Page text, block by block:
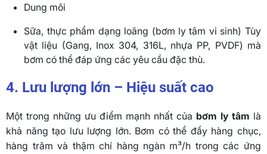
Dung môi
Sữa, thực phẩm dạng loãng (bơm ly tâm vi sinh) Tùy
vật liệu (Gang, Inox 304, 316L, nhựa PP, PVDF) mà
bơm có thể đáp ứng các yêu cầu đặc thù.
4. Lưu lượng lớn – Hiệu suất cao
Một trong những ưu điểm mạnh nhất của bơm ly tâm là
khả năng tạo lưu lượng lớn. Bơm có thể đẩy hàng chục,
hàng trăm và thậm chí hàng ngàn m³/h trong các ứng